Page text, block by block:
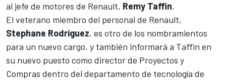
al jefe de motores de Renault, Remy Taffin.
El veterano miembro del personal de Renault,
Stephane Rodríguez, es otro de los nombramientos
para un nuevo cargo, y también informará a Taffin en
su nuevo puesto como director de Proyectos y
Compras dentro del departamento de tecnología de